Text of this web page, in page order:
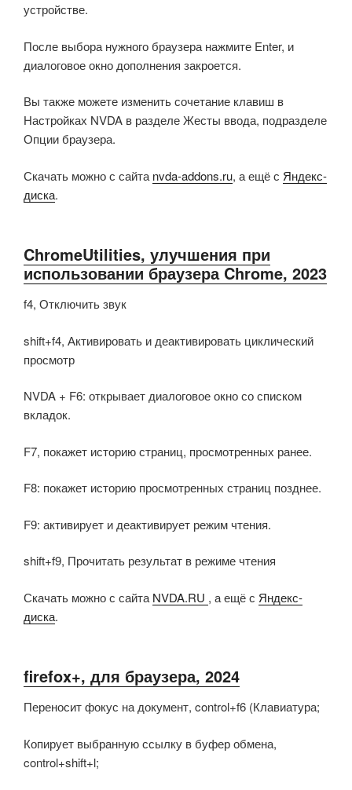
устройстве.
После выбора нужного браузера нажмите Enter, и
диалоговое окно дополнения закроется.
Вы также можете изменить сочетание клавиш в
Настройках NVDA в разделе Жесты ввода, подразделе
Опции браузера.
Скачать можно с сайта nvda-addons.ru, а ещё с Яндекс-
диска.
ChromeUtilities, улучшения при
использовании браузера Chrome, 2023
f4, Отключить звук
shift+f4, Активировать и деактивировать циклический
просмотр
NVDA + F6: открывает диалоговое окно со списком
вкладок.
F7, покажет историю страниц, просмотренных ранее.
F8: покажет историю просмотренных страниц позднее.
F9: активирует и деактивирует режим чтения.
shift+f9, Прочитать результат в режиме чтения
Скачать можно с сайта NVDA.RU , а ещё с Яндекс-
диска.
firefox+, для браузера, 2024
Переносит фокус на документ, control+f6 (Клавиатура;
Копирует выбранную ссылку в буфер обмена,
control+shift+l;